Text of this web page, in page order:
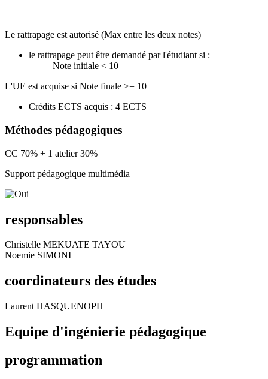
Le rattrapage est autorisé (Max entre les deux notes)
le rattrapage peut être demandé par l'étudiant si :
Note initiale < 10
L'UE est acquise si Note finale >= 10
Crédits ECTS acquis : 4 ECTS
Méthodes pédagogiques
CC 70% + 1 atelier 30%
Support pédagogique multimédia
responsables
Christelle MEKUATE TAYOU
Noemie SIMONI
coordinateurs des études
Laurent HASQUENOPH
Equipe d'ingénierie pédagogique
programmation